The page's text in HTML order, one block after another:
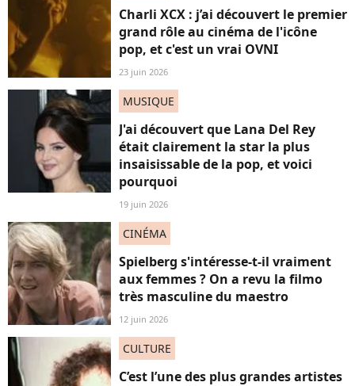
Charli XCX : j’ai découvert le premier
grand rôle au cinéma de l'icône
pop, et c'est un vrai OVNI
23 juin 2026
MUSIQUE
J'ai découvert que Lana Del Rey
était clairement la star la plus
insaisissable de la pop, et voici
pourquoi
19 juin 2026
CINÉMA
Spielberg s'intéresse-t-il vraiment
aux femmes ? On a revu la filmo
très masculine du maestro
12 juin 2026
CULTURE
C’est l’une des plus grandes artistes